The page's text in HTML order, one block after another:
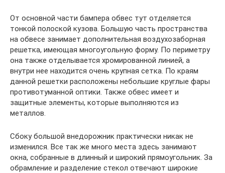
От основной части бампера обвес тут отделяется
тонкой полоской кузова. Большую часть пространства
на обвесе занимает дополнительная воздухозаборная
решетка, имеющая многоугольную форму. По периметру
она также отделывается хромированной линией, а
внутри нее находится очень крупная сетка. По краям
данной решетки расположены небольшие круглые фары
противотуманной оптики. Также обвес имеет и
защитные элементы, которые выполняются из
металлов.
Сбоку большой внедорожник практически никак не
изменился. Все так же много места здесь занимают
окна, собранные в длинный и широкий прямоугольник. За
обрамление и разделение стекол отвечают широкие